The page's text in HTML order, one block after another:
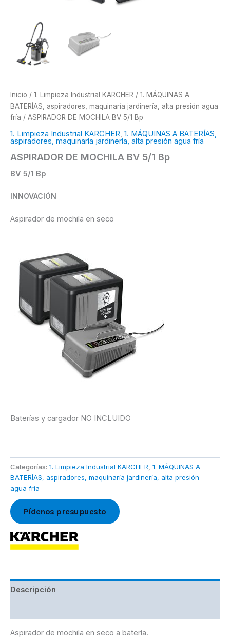
Inicio / 1. Limpieza Industrial KARCHER / 1. MÁQUINAS A
BATERÍAS, aspiradores, maquinaría jardinería, alta presión agua
fría / ASPIRADOR DE MOCHILA BV 5/1 Bp
1. Limpieza Industrial KARCHER, 1. MÁQUINAS A BATERÍAS,
aspiradores, maquinaría jardinería, alta presión agua fría
ASPIRADOR DE MOCHILA BV 5/1 Bp
BV 5/1 Bp
INNOVACIÓN
Aspirador de mochila en seco
Baterías y cargador NO INCLUIDO
Categorías: 1. Limpieza Industrial KARCHER 1. MÁQUINAS A
BATERÍAS, aspiradores, maquinaría jardinería, alta presión
agua fría
Pídenos presupuesto
Descripción
Aspirador de mochila en seco a batería.